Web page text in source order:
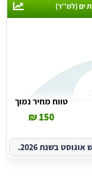
ים (למ''ר)
טווח מחיר נמוך
150 ₪
בשנת 2026.